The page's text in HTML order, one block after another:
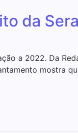
da
a 2022. Da
mostra